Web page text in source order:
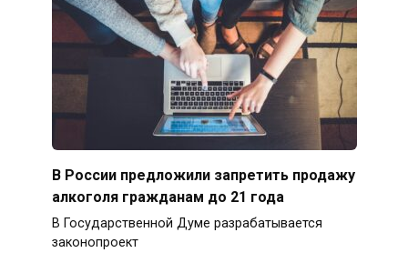
В России предложили запретить продажу
алкоголя гражданам до 21 года
В Государственной Думе разрабатывается
законопроект